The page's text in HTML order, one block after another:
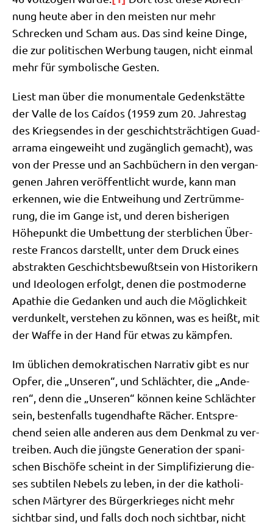
nung heu­te aber in den mei­sten nur mehr
Schrecken und Scham aus. Das sind kei­ne Din­ge,
die zur poli­ti­schen Wer­bung tau­gen, nicht ein­mal
mehr für sym­bo­li­sche Gesten.
Liest man über die monu­men­ta­le Gedenk­stät­te
der Val­le de los Caí­dos (1959 zum 20. Jah­res­tag
des Kriegs­en­des in der geschichts­träch­ti­gen Gua­d­
ar­ra­ma ein­ge­weiht und zugäng­lich gemacht), was
von der Pres­se und an Sach­bü­chern in den ver­gan­
ge­nen Jah­ren ver­öf­fent­licht wur­de, kann man
erken­nen, wie die Ent­wei­hung und Zer­trüm­me­
rung, die im Gan­ge ist, und deren bis­he­ri­gen
Höhe­punkt die Umbet­tung der sterb­li­chen Über­
re­ste Fran­cos dar­stellt, unter dem Druck eines
abstrak­ten Geschichts­be­wußt­sein von Histo­ri­kern
und Ideo­lo­gen erfolgt, denen die post­mo­der­ne
Apa­thie die Gedan­ken und auch die Mög­lich­keit
ver­dun­kelt, ver­ste­hen zu kön­nen, was es heißt, mit
der Waf­fe in der Hand für etwas zu kämpfen.
Im übli­chen demo­kra­ti­schen Nar­ra­tiv gibt es nur
Opfer, die „Unse­ren“, und Schläch­ter, die „Ande­
ren“, denn die „Unse­ren“ kön­nen kei­ne Schläch­ter
sein, besten­falls tugend­haf­te Rächer. Ent­spre­
chend sei­en alle ande­ren aus dem Denk­mal zu ver­
trei­ben. Auch die jüng­ste Gene­ra­ti­on der spa­ni­
schen Bischö­fe scheint in der Sim­pli­fi­zie­rung die­
ses sub­ti­len Nebels zu leben, in der die katho­li­
schen Mär­ty­rer des Bür­ger­krie­ges nicht mehr
sicht­bar sind, und falls doch noch sicht­bar, nicht